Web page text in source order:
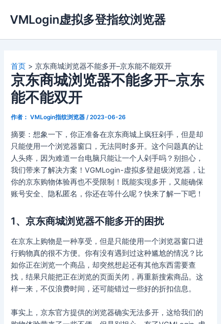
容
VMLogin虚拟多登指纹浏览器
首页 京东商城浏览器不能多开–京东能不能双开
京东商城浏览器不能多开–京东
能不能双开
作者： VMLogin指纹浏览器 /2023-06-26
摘要：想象一下，你正准备在京东商城上疯狂剁手，但是却
只能使用一个浏览器窗口，无法同时多开。这个问题真的让
人头疼，因为难道一台电脑只能让一个人剁手吗？别担心，
我们带来了解决方案！VGMLogin-虚拟多登超级浏览器，让
你的京东购物体验再也不受限制！既能实现多开，又能确保
账号安全、隐私匿名，你还在等什么呢？快来了解一下吧！
1、京东商城浏览器不能多开的困扰
在京东上购物是一种享受，但是只能使用一个浏览器窗口进
行购物真的很不方便。你有没有遇到过这种尴尬的情况？比
如你正在浏览一个商品，却突然想起还有其他东西需要查
找，结果只能把正在浏览的页面关闭，再重新搜索商品。这
样一来，不仅浪费时间，还可能错过一些好的折扣信息。
事实上，京东官方提供的浏览器确实无法多开，这给我们的